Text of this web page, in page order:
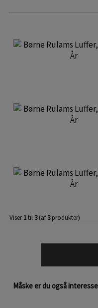
Viser1til 3(af3produkter)
Måske er du også